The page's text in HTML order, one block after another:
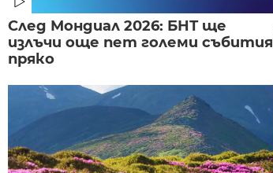
След Мондиал 2026: БНТ ще
излъчи още пет големи събития
пряко